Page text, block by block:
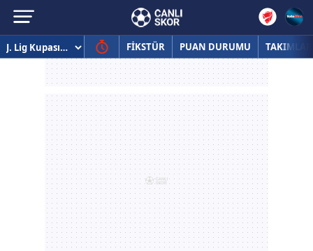
FİKSTÜR PUAN DURUMU TAKIMLAR